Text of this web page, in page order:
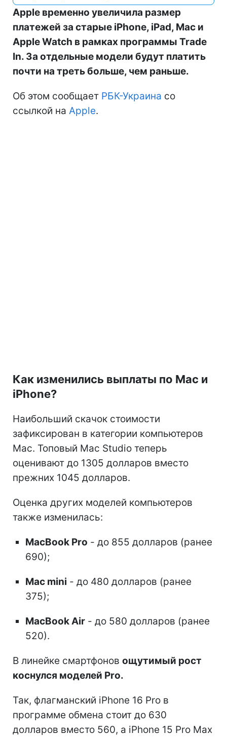
Apple временно увеличила размер
платежей за старые iPhone, iPad, Mac и
Apple Watch в рамках программы Trade
In. За отдельные модели будут платить
почти на треть больше, чем раньше.
Об этом сообщает РБК-Украина со
ссылкой на Apple.
Как изменились выплаты по Mac и
iPhone?
Наибольший скачок стоимости
зафиксирован в категории компьютеров
Mac. Топовый Mac Studio теперь
оценивают до 1305 долларов вместо
прежних 1045 долларов.
Оценка других моделей компьютеров
также изменилась:
MacBook Pro - до 855 долларов (ранее
690);
Mac mini - до 480 долларов (ранее
375);
MacBook Air - до 580 долларов (ранее
520).
В линейке смартфонов ощутимый рост
коснулся моделей Pro.
Так, флагманский iPhone 16 Pro в
программе обмена стоит до 630
долларов вместо 560, а iPhone 15 Pro Max